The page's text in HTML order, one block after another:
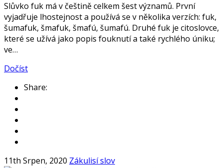
Slůvko fuk má v češtině celkem šest významů. První
vyjadřuje lhostejnost a používá se v několika verzích: fuk,
šumafuk, šmafuk, šmafú, šumafú. Druhé fuk je citoslovce,
které se užívá jako popis fouknutí a také rychlého úniku;
ve…
Dočíst
Share:
11th Srpen, 2020 Zákulisí slov